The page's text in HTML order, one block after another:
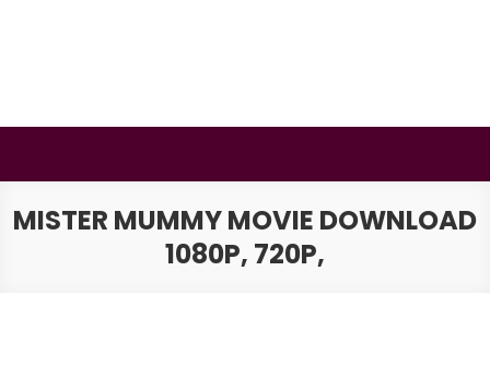
MISTER MUMMY MOVIE DOWNLOAD
1080P, 720P,